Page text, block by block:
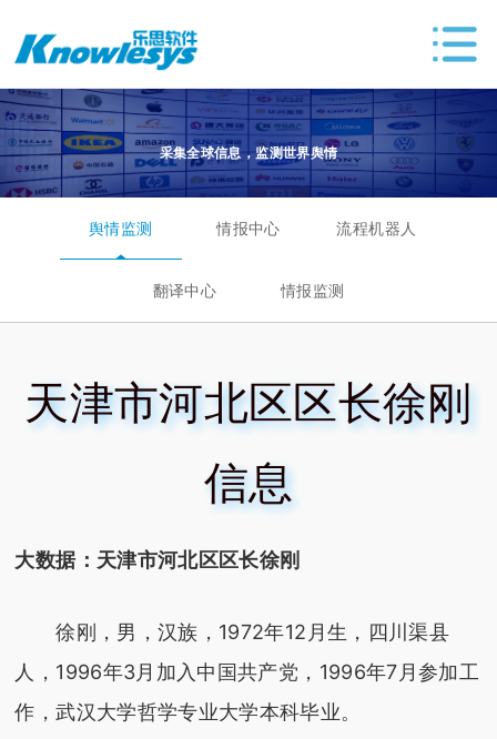
采集全球信息，监测世界舆情
舆情监测 情报中心 流程机器人
翻译中心 情报监测
天津市河北区区长徐刚
信息
大数据：天津市河北区区长徐刚
徐刚，男，汉族，1972年12月生，四川渠县
人，1996年3月加入中国共产党，1996年7月参加工
作，武汉大学哲学专业大学本科毕业。